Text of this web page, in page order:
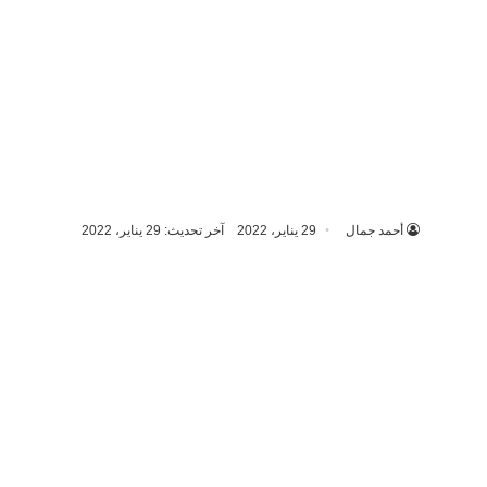
أحمد جمال 29 يناير، 2022 آخر تحديث: 29 يناير، 2022